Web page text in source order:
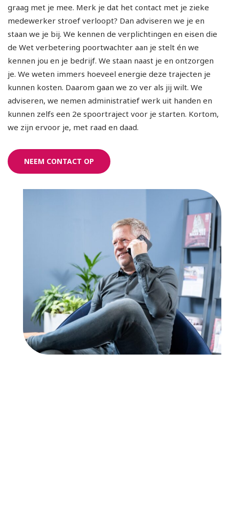
graag met je mee. Merk je dat het contact met je zieke
medewerker stroef verloopt? Dan adviseren we je en
staan we je bij. We kennen de verplichtingen en eisen die
de Wet verbetering poortwachter aan je stelt én we
kennen jou en je bedrijf. We staan naast je en ontzorgen
je. We weten immers hoeveel energie deze trajecten je
kunnen kosten. Daarom gaan we zo ver als jij wilt. We
adviseren, we nemen administratief werk uit handen en
kunnen zelfs een 2e spoortraject voor je starten. Kortom,
we zijn ervoor je, met raad en daad.
NEEM CONTACT OP